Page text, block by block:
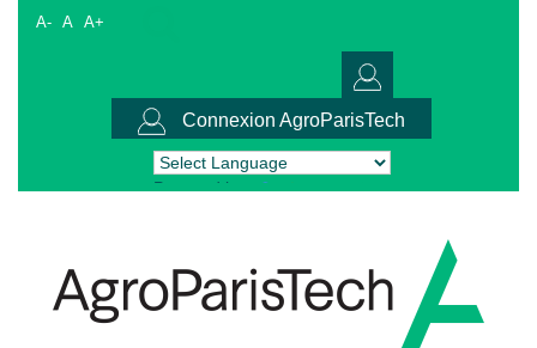
A- A A+
Connexion AgroParisTech
Powered by Translate